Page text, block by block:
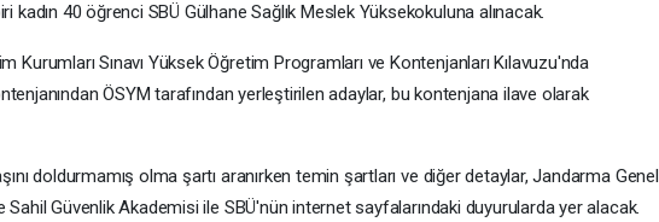
kadın 40 öğrenci SBÜ Gülhane Sağlık Meslek Yüksekokuluna alınacak.
Kurumları Sınavı Yüksek Öğretim Programları ve Kontenjanları Kılavuzu'nda
ÖSYM tarafından yerleştirilen adaylar, bu kontenjana ilave olarak
doldurmamış olma şartı aranırken temin şartları ve diğer detaylar, Jandarma Genel
Sahil Güvenlik Akademisi ile SBÜ'nün internet sayfalarındaki duyurularda yer alacak.